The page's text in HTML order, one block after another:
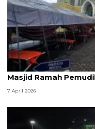
Kemenag: 3,5 juta
Masjid Ramah
7 April 2026